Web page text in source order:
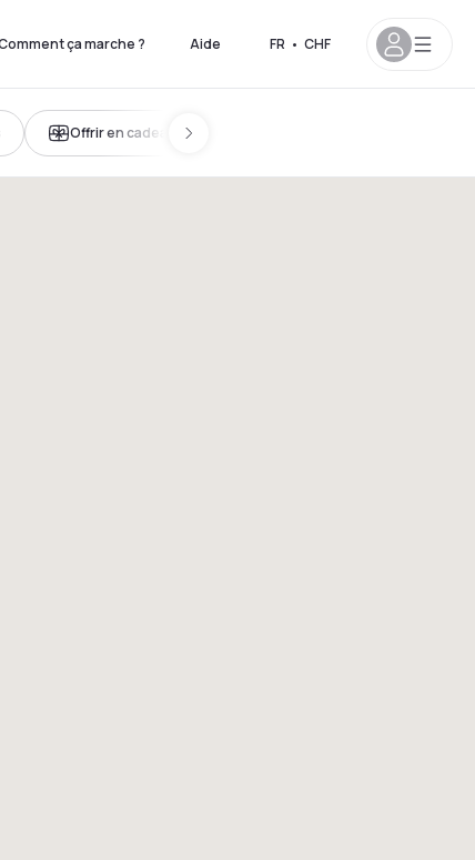
ça marche ? Aide FR • CHF
Offrir en cadeau